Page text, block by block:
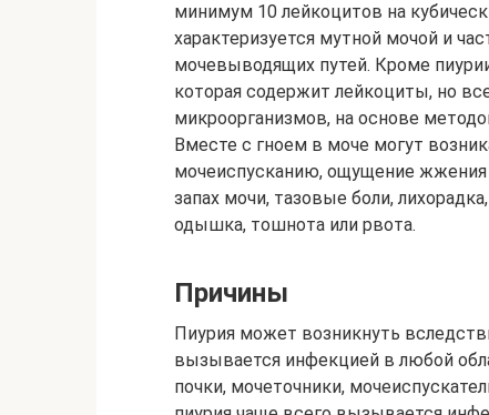
минимум 10 лейкоцитов на
характеризуется мутной мочой и
мочевыводящих путей. Кроме
которая содержит лейкоциты, но
микроорганизмов, на основе
Вместе с гноем в моче могут
мочеиспусканию, ощущение жжения
запах мочи, тазовые боли,
одышка, тошнота или рвота.
Причины
Пиурия может возникнуть
вызывается инфекцией в любой
почки, мочеточники,